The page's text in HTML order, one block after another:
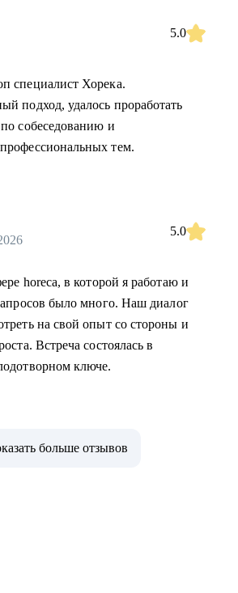
5.0
специалист Хорека.
подход, удалось проработать
собеседованию и
тем.
5.0
horeca, в которой я работаю и
было много. Наш диалог
на свой опыт со стороны и
Встреча состоялась в
ключе.
больше отзывов